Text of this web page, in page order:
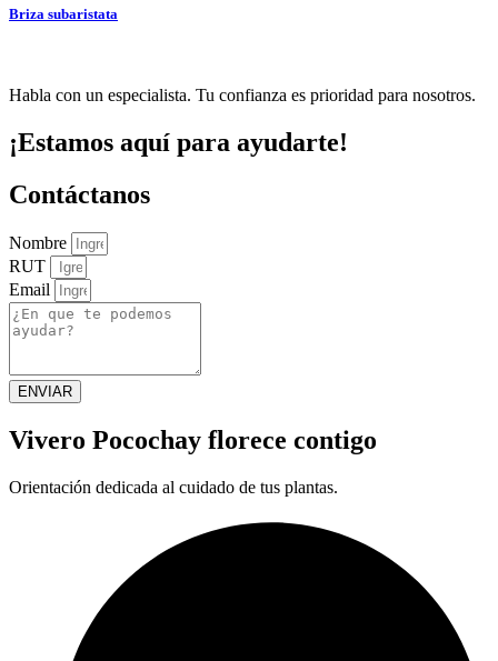
Briza subaristata
Habla con un especialista. Tu confianza es prioridad para nosotros.
¡Estamos aquí para ayudarte!
Contáctanos
Nombre
RUT
Email
ENVIAR
Vivero Pocochay florece contigo
Orientación dedicada al cuidado de tus plantas.